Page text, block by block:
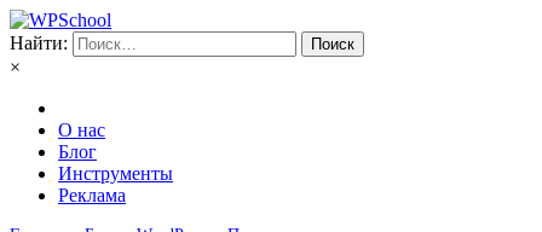
Найти:
×
О нас
Блог
Инструменты
Реклама